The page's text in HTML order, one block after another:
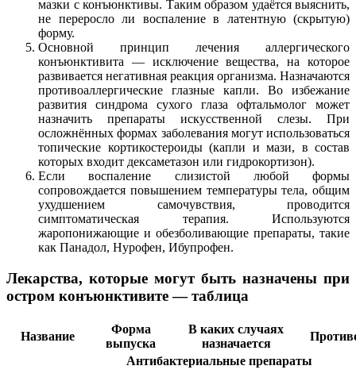
мазки с конъюнктивы. Таким образом удаётся выяснить,
не переросло ли воспаление в латентную (скрытую)
форму.
Основной принцип лечения аллергического
конъюнктивита — исключение вещества, на которое
развивается негативная реакция организма. Назначаются
противоаллергические глазные капли. Во избежание
развития синдрома сухого глаза офтальмолог может
назначить препараты искусственной слезы. При
осложнённых формах заболевания могут использоваться
топические кортикостероиды (капли и мази, в состав
которых входит дексаметазон или гидрокортизон).
Если воспаление слизистой любой формы
сопровождается повышением температуры тела, общим
ухудшением самочувствия, проводится
симптоматическая терапия. Используются
жаропонижающие и обезболивающие препараты, такие
как Панадол, Нурофен, Ибупрофен.
Лекарства, которые могут быть назначены при
остром конъюнктивите — таблица
Название
Форма
выпуска
В каких случаях
назначается
Антибактериальные препараты